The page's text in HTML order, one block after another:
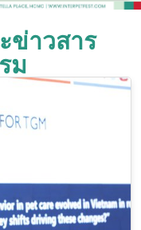
ข่าวสาร
ม